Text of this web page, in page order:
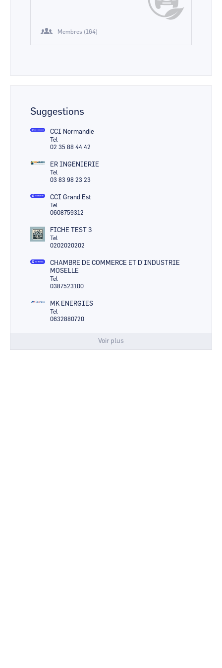
Membres (164)
Suggestions
CCI Normandie
Tel
02 35 88 44 42
ER INGENIERIE
Tel
03 83 98 23 23
CCI Grand Est
Tel
0608759312
FICHE TEST 3
Tel
0202020202
CHAMBRE DE COMMERCE ET D'INDUSTRIE
MOSELLE
Tel
0387523100
MK ENERGIES
Tel
0632880720
Voir plus